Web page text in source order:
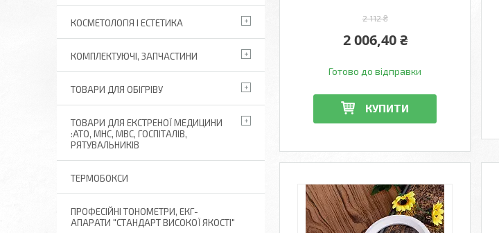
2 112 ₴
2 006,40 ₴
Готово до відправки
КУПИТИ
КОСМЕТОЛОГІЯ І ЕСТЕТИКА
КОМПЛЕКТУЮЧІ, ЗАПЧАСТИНИ
ТОВАРИ ДЛЯ ОБІГРІВУ
ТОВАРИ ДЛЯ ЕКСТРЕНОЇ МЕДИЦИНИ
:АТО, МНС, МВС, ГОСПІТАЛІВ,
РЯТУВАЛЬНИКІВ
ТЕРМОБОКСИ
ПРОФЕСІЙНІ ТОНОМЕТРИ, ЕКГ-
АПАРАТИ "СТАНДАРТ ВИСОКОЇ ЯКОСТІ"